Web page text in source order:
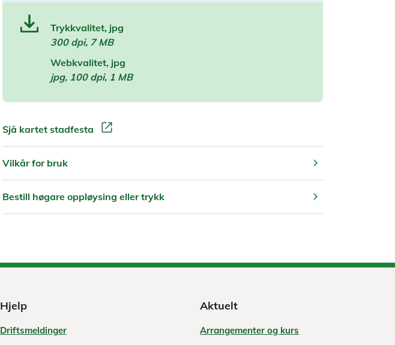
Trykkvalitet, jpg
300 dpi, 7 MB
Webkvalitet, jpg
jpg, 100 dpi, 1 MB
Sjå kartet stadfesta open_in_new
Vilkår for bruk chevron_right
Bestill høgare oppløysing eller trykk chevron_right
Hjelp
Driftsmeldinger
Aktuelt
Arrangementer og kurs